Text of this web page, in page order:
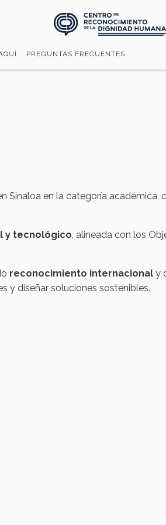
PREGUNTAS FRECUENTES
Sinaloa en la categoría académica,
y tecnológico, alineada con los
reconocimiento internacional y
y diseñar soluciones sostenibles.​